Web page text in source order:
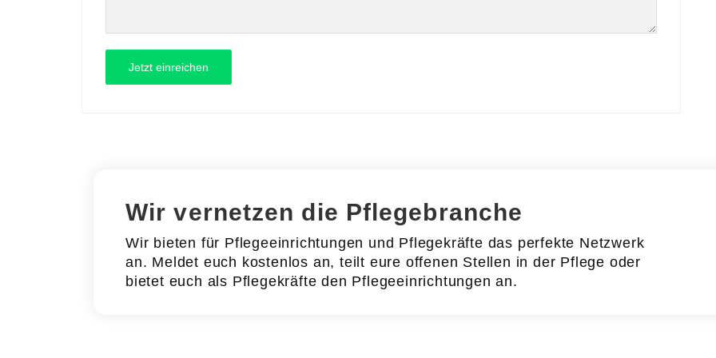
Wir vernetzen die Pflegebranche
Wir bieten für Pflegeeinrichtungen und Pflegekräfte das perfekte Netzwerk
an. Meldet euch kostenlos an, teilt eure offenen Stellen in der Pflege oder
bietet euch als Pflegekräfte den Pflegeeinrichtungen an.